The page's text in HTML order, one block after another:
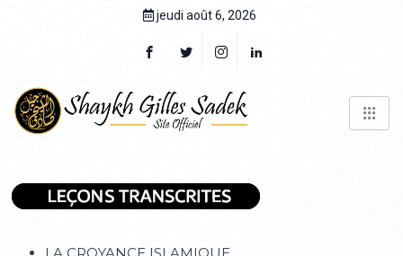
jeudi août 6, 2026